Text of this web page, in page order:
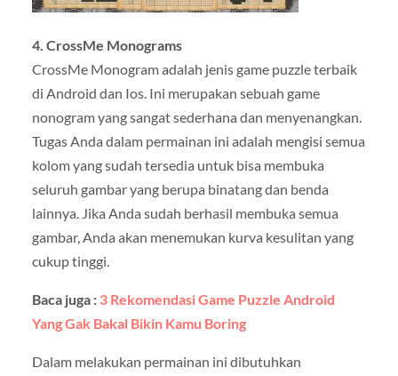
4. CrossMe Monograms
CrossMe Monogram adalah jenis game puzzle terbaik
di Android dan Ios. Ini merupakan sebuah game
nonogram yang sangat sederhana dan menyenangkan.
Tugas Anda dalam permainan ini adalah mengisi semua
kolom yang sudah tersedia untuk bisa membuka
seluruh gambar yang berupa binatang dan benda
lainnya. Jika Anda sudah berhasil membuka semua
gambar, Anda akan menemukan kurva kesulitan yang
cukup tinggi.
Baca juga : 3 Rekomendasi Game Puzzle Android
Yang Gak Bakal Bikin Kamu Boring
Dalam melakukan permainan ini dibutuhkan